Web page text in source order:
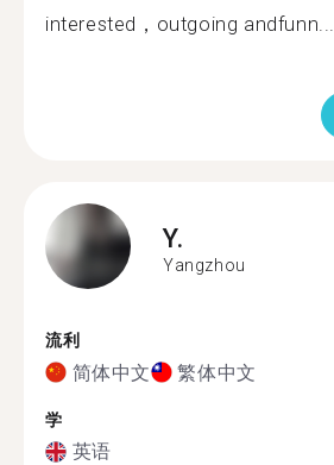
interested，outgoing andfunn...
Y.
Yangzhou
流利
简体中文 繁体中文
学
英语